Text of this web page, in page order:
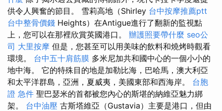
供令人興奮的節目。 雪莉高地（Shirley 台中按摩推薦ptt
台中整骨價錢 Heights）在Antigue進行了翻新的監視點
上，您可以在那裡欣賞英國港口。 辦護照要帶什麼 seo公
司 大里按摩 但是，您甚至可以用美味的飲料和燒烤時觀看
環境。 台中五十肩筋膜 多米尼加共和國中心的一個小小的
地中海。 它的特殊目的地是加勒比海，巴哈馬，澳大利亞
和太平洋群島，亞洲，夏威夷，美國東部和西海岸。 台胞
證 急件 聖巴瑟米的首都被您內心的斯堪的納維亞魅力綁
架。 台中油壓 古斯塔維亞（Gustavia）主要是港口，但由